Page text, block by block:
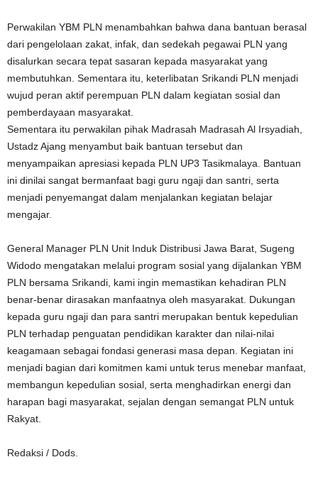
Perwakilan YBM PLN menambahkan bahwa dana bantuan berasal
dari pengelolaan zakat, infak, dan sedekah pegawai PLN yang
disalurkan secara tepat sasaran kepada masyarakat yang
membutuhkan. Sementara itu, keterlibatan Srikandi PLN menjadi
wujud peran aktif perempuan PLN dalam kegiatan sosial dan
pemberdayaan masyarakat.
Sementara itu perwakilan pihak Madrasah Madrasah Al Irsyadiah,
Ustadz Ajang menyambut baik bantuan tersebut dan
menyampaikan apresiasi kepada PLN UP3 Tasikmalaya. Bantuan
ini dinilai sangat bermanfaat bagi guru ngaji dan santri, serta
menjadi penyemangat dalam menjalankan kegiatan belajar
mengajar.
General Manager PLN Unit Induk Distribusi Jawa Barat, Sugeng
Widodo mengatakan melalui program sosial yang dijalankan YBM
PLN bersama Srikandi, kami ingin memastikan kehadiran PLN
benar-benar dirasakan manfaatnya oleh masyarakat. Dukungan
kepada guru ngaji dan para santri merupakan bentuk kepedulian
PLN terhadap penguatan pendidikan karakter dan nilai-nilai
keagamaan sebagai fondasi generasi masa depan. Kegiatan ini
menjadi bagian dari komitmen kami untuk terus menebar manfaat,
membangun kepedulian sosial, serta menghadirkan energi dan
harapan bagi masyarakat, sejalan dengan semangat PLN untuk
Rakyat.
Redaksi / Dods.